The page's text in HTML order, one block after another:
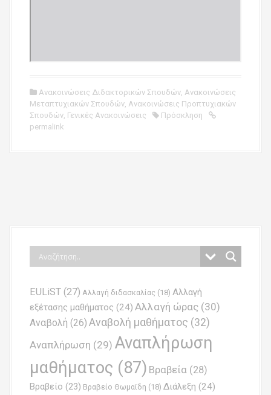
Ανακοινώσεις Διδακτορικών Σπουδών, Ανακοινώσεις
Μεταπτυχιακών Σπουδών, Ανακοινώσεις Προπτυχιακών
Σπουδών, Γενικές Ανακοινώσεις
Πρόσκληση
permalink
EULiST (27) Αλλαγή διδασκαλίας (18) Αλλαγή
εξέτασης μαθήματος (24) Αλλαγή ώρας (30)
Αναβολή (26) Αναβολή μαθήματος (32)
Αναπλήρωση (29) Αναπλήρωση
μαθήματος (87) Βραβεία (28)
Βραβείο (23) Βραβείο Θωμαϊδη (18) Διάλεξη (24)